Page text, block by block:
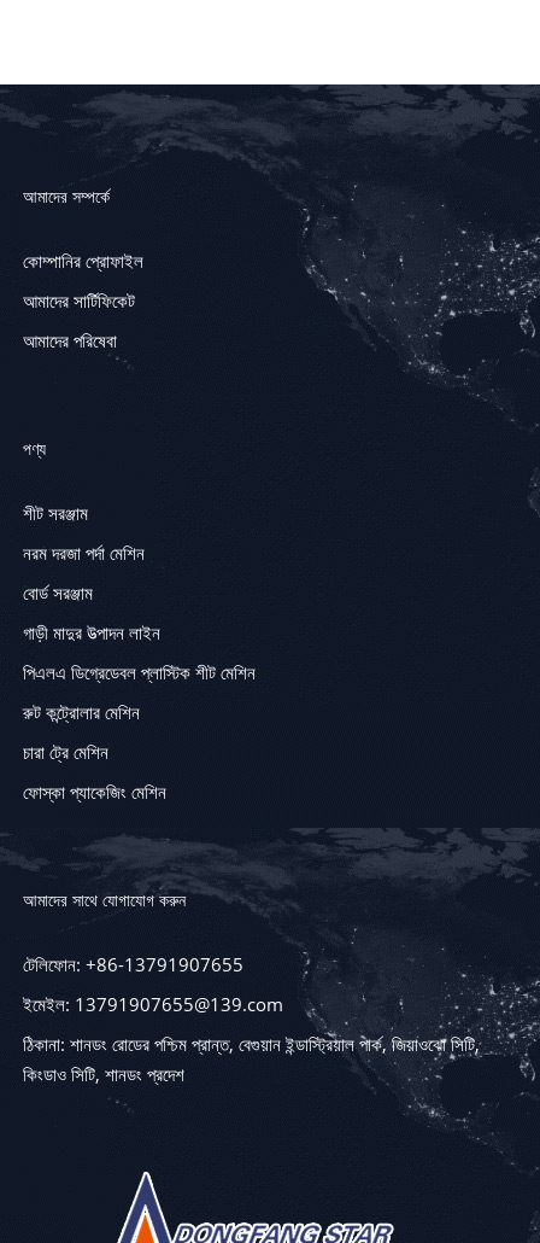
আমাদের সম্পর্কে
কোম্পানির প্রোফাইল
আমাদের সার্টিফিকেট
আমাদের পরিষেবা
পণ্য
শীট সরঞ্জাম
নরম দরজা পর্দা মেশিন
বোর্ড সরঞ্জাম
গাড়ী মাদুর উত্পাদন লাইন
পিএলএ ডিগ্রেডেবল প্লাস্টিক শীট মেশিন
রুট কন্ট্রোলার মেশিন
চারা ট্রে মেশিন
ফোস্কা প্যাকেজিং মেশিন
আমাদের সাথে যোগাযোগ করুন
টেলিফোন: +86-13791907655
ইমেইল: 13791907655@139.com
ঠিকানা: শানডং রোডের পশ্চিম প্রান্ত, বেগুয়ান ইন্ডাস্ট্রিয়াল পার্ক, জিয়াওঝো সিটি,
কিংডাও সিটি, শানডং প্রদেশ